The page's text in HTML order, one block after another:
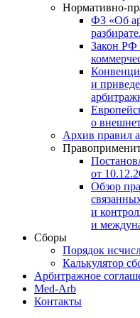
Нормативно-
ФЗ «Об
Закон
и
о
Архив правил
от
Обзор
и
и
Сборы
Порядок
Калькулятор
Арбитражное
Med-Arb
Контакты